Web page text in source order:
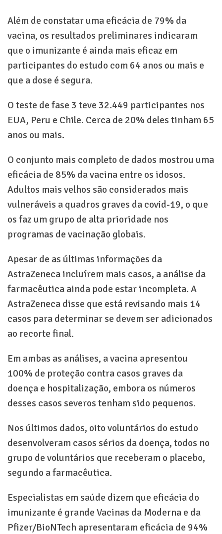
Além de constatar uma eficácia de 79% da
vacina, os resultados preliminares indicaram
que o imunizante é ainda mais eficaz em
participantes do estudo com 64 anos ou mais e
que a dose é segura.
O teste de fase 3 teve 32.449 participantes nos
EUA, Peru e Chile. Cerca de 20% deles tinham 65
anos ou mais.
O conjunto mais completo de dados mostrou uma
eficácia de 85% da vacina entre os idosos.
Adultos mais velhos são considerados mais
vulneráveis a quadros graves da covid-19, o que
os faz um grupo de alta prioridade nos
programas de vacinação globais.
Apesar de as últimas informações da
AstraZeneca incluírem mais casos, a análise da
farmacêutica ainda pode estar incompleta. A
AstraZeneca disse que está revisando mais 14
casos para determinar se devem ser adicionados
ao recorte final.
Em ambas as análises, a vacina apresentou
100% de proteção contra casos graves da
doença e hospitalização, embora os números
desses casos severos tenham sido pequenos.
Nos últimos dados, oito voluntários do estudo
desenvolveram casos sérios da doença, todos no
grupo de voluntários que receberam o placebo,
segundo a farmacêutica.
Especialistas em saúde dizem que eficácia do
imunizante é grande Vacinas da Moderna e da
Pfizer/BioNTech apresentaram eficácia de 94%